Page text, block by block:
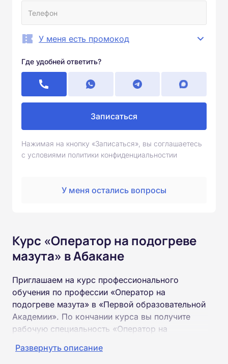
У меня есть промокод
Где удобней ответить?
Записаться
Нажимая на кнопку «Записаться», вы соглашаетесь
с условиями политики конфиденциальностии
У меня остались вопросы
Курс «Оператор на подогреве
мазута» в Абакане
Приглашаем на курс профессионального
обучения по профессии «Оператор на
подогреве мазута» в «Первой образовательной
Академии». По кончании курса вы получите
рабочую специальность «Оператор на
Развернуть описание